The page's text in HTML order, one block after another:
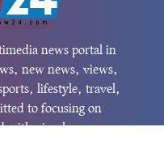
news portal in
new news, views,
lifestyle, travel,
to focusing on
with visuals.